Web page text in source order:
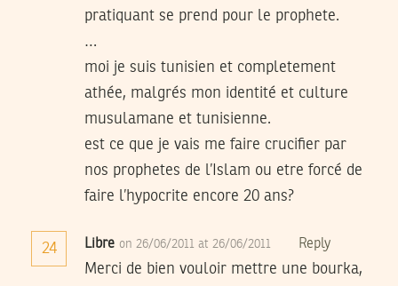
pratiquant se prend pour le prophete.
…
moi je suis tunisien et completement
athée, malgrés mon identité et culture
musulamane et tunisienne.
est ce que je vais me faire crucifier par
nos prophetes de l’Islam ou etre forcé de
faire l’hypocrite encore 20 ans?
24 Libre on 26/06/2011 at 26/06/2011 Reply
Merci de bien vouloir mettre une bourka,